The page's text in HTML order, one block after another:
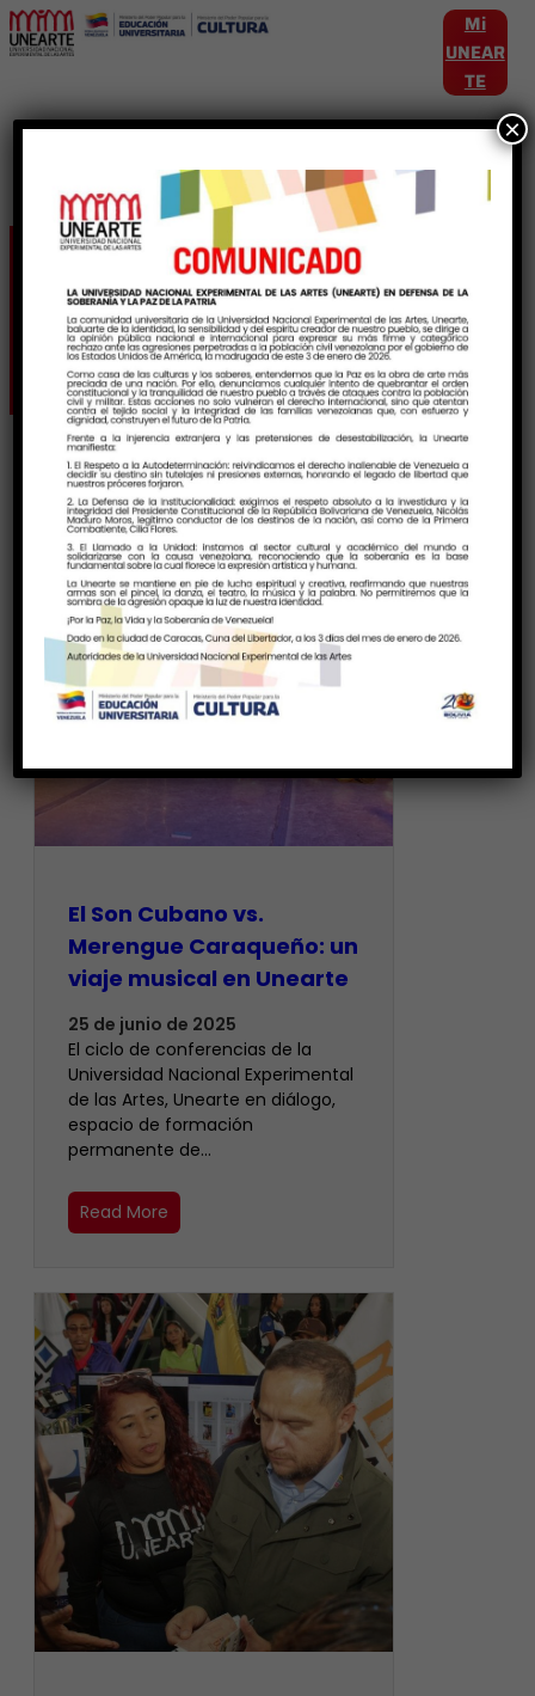
Mi
UNEAR
TE
Etiqueta:
ProducciónIntelectual
El Son Cubano vs.
Merengue Caraqueño: un
viaje musical en Unearte
25 de junio de 2025
El ciclo de conferencias de la
Universidad Nacional Experimental
de las Artes, Unearte en diálogo,
espacio de formación
permanente de…
Read More
×